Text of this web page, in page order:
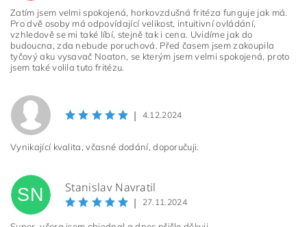
Zatím jsem velmi spokojená, horkovzdušná fritéza funguje jak má.
Pro dvě osoby má odpovídající velikost, intuitivní ovládání,
vzhledově se mi také líbí, stejně tak i cena. Uvidíme jak do
budoucna, zda nebude poruchová. Před časem jsem zakoupila
tyčový aku vysavač Noaton, se kterým jsem velmi spokojená, proto
jsem také volila tuto fritézu.
| 4.12.2024
Vynikající kvalita, včasné dodání, doporučuji.
SN Stanislav Navratil
| 27.11.2024